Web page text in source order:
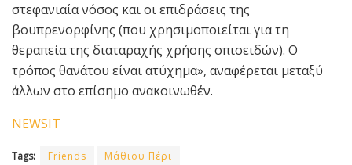
στεφανιαία νόσος και οι επιδράσεις της
βουπρενορφίνης (που χρησιμοποιείται για τη
θεραπεία της διαταραχής χρήσης οπιοειδών). Ο
τρόπος θανάτου είναι ατύχημα», αναφέρεται μεταξύ
άλλων στο επίσημο ανακοινωθέν.
NEWSIT
Tags: Friends Μάθιου Πέρι